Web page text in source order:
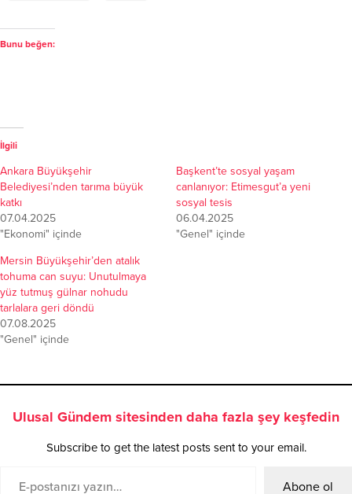
Bunu beğen:
İlgili
Ankara Büyükşehir
Belediyesi’nden tarıma büyük
katkı
07.04.2025
"Ekonomi" içinde
Başkent’te sosyal yaşam
canlanıyor: Etimesgut’a yeni
sosyal tesis
06.04.2025
"Genel" içinde
Mersin Büyükşehir’den atalık
tohuma can suyu: Unutulmaya
yüz tutmuş gülnar nohudu
tarlalara geri döndü
07.08.2025
"Genel" içinde
Ulusal Gündem sitesinden daha fazla şey keşfedin
Subscribe to get the latest posts sent to your email.
Abone ol